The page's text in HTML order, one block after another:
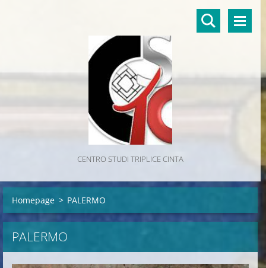
CENTRO STUDI TRIPLICE CINTA
Homepage > PALERMO
PALERMO